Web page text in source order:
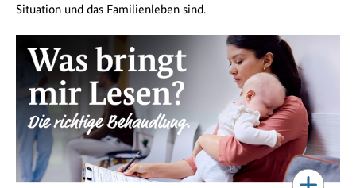
Situation und das Familienleben sind.